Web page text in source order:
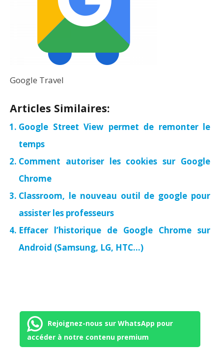
Google Travel
Articles Similaires:
Google Street View permet de remonter le
temps
Comment autoriser les cookies sur Google
Chrome
Classroom, le nouveau outil de google pour
assister les professeurs
Effacer l’historique de Google Chrome sur
Android (Samsung, LG, HTC…)
Rejoignez-nous sur WhatsApp pour
accéder à notre contenu premium